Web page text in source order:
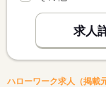
求人
ハローワーク求人（掲載